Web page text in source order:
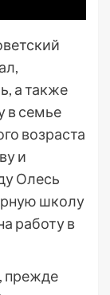
а также
в семье
возраста
и
Олесь
школу
работу в
прежде